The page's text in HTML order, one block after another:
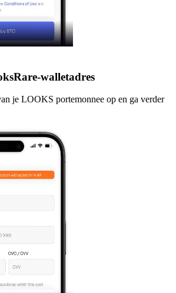
walletadres
je LOOKS portemonnee op en ga verder